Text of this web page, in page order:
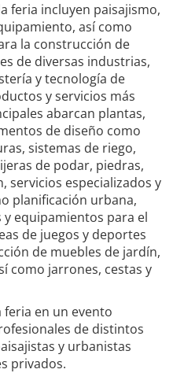
feria incluyen paisajismo,
así como
la construcción de
de diversas industrias,
y tecnología de
y servicios más
abarcan plantas,
de diseño como
sistemas de riego,
de podar, piedras,
servicios especializados y
planificación urbana,
equipamientos para el
de juegos y deportes
de muebles de jardín,
como jarrones, cestas y
feria en un evento
de distintos
y urbanistas
privados.